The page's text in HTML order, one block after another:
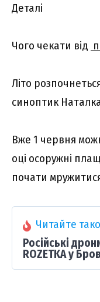
Деталі
Чого чекати від
Літо
синоптик
Вже 1 червня
оці осоружні
почати
Читайте
Російські
ROZETKA у